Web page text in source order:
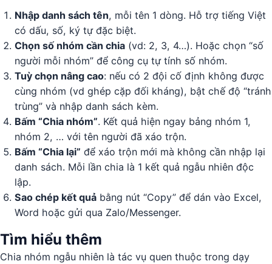
Nhập danh sách tên, mỗi tên 1 dòng. Hỗ trợ tiếng Việt
có dấu, số, ký tự đặc biệt.
Chọn số nhóm cần chia (vd: 2, 3, 4…). Hoặc chọn “số
người mỗi nhóm” để công cụ tự tính số nhóm.
Tuỳ chọn nâng cao: nếu có 2 đội cố định không được
cùng nhóm (vd ghép cặp đối kháng), bật chế độ “tránh
trùng” và nhập danh sách kèm.
Bấm “Chia nhóm”. Kết quả hiện ngay bảng nhóm 1,
nhóm 2, … với tên người đã xáo trộn.
Bấm “Chia lại” để xáo trộn mới mà không cần nhập lại
danh sách. Mỗi lần chia là 1 kết quả ngẫu nhiên độc
lập.
Sao chép kết quả bằng nút “Copy” để dán vào Excel,
Word hoặc gửi qua Zalo/Messenger.
Tìm hiểu thêm
Chia nhóm ngẫu nhiên là tác vụ quen thuộc trong dạy